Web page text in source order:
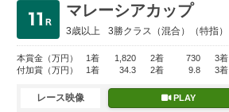
マレーシアカップ
3歳以上 3勝クラス （混合）（特指）
本賞金 （万円） 1着 1,820 2着 730 3着
付加賞 （万円） 1着 34.3 2着 9.8 3着
レース映像 PLAY